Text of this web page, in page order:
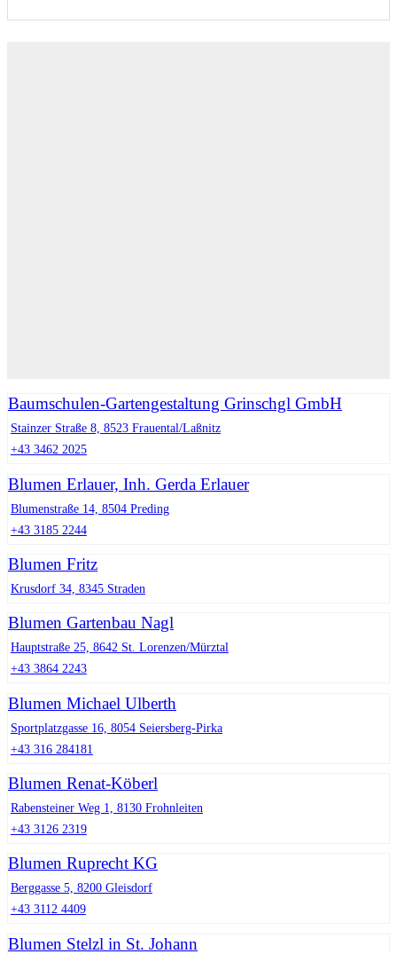
Baumschulen-Gartengestaltung Grinschgl GmbH
Stainzer Straße 8, 8523 Frauental/Laßnitz
+43 3462 2025
Blumen Erlauer, Inh. Gerda Erlauer
Blumenstraße 14, 8504 Preding
+43 3185 2244
Blumen Fritz
Krusdorf 34, 8345 Straden
Blumen Gartenbau Nagl
Hauptstraße 25, 8642 St. Lorenzen/Mürztal
+43 3864 2243
Blumen Michael Ulberth
Sportplatzgasse 16, 8054 Seiersberg-Pirka
+43 316 284181
Blumen Renat-Köberl
Rabensteiner Weg 1, 8130 Frohnleiten
+43 3126 2319
Blumen Ruprecht KG
Berggasse 5, 8200 Gleisdorf
+43 3112 4409
Blumen Stelzl in St. Johann